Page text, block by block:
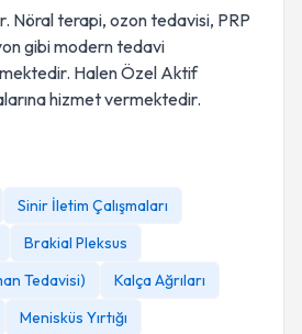
Nöral terapi, ozon tedavisi, PRP
gibi modern tedavi
Halen Özel Aktif
hizmet vermektedir.
Sinir İletim Çalışmaları
Brakial Pleksus
Tedavisi)
Kalça Ağrıları
Menisküs Yırtığı